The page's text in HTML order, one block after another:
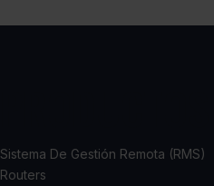
Sistema De Gestión Remota (RMS)
Routers